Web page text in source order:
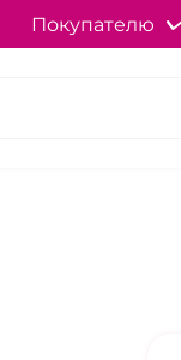
Покупателю